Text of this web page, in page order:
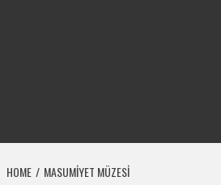
HOME MASUMIYET MÜZESI